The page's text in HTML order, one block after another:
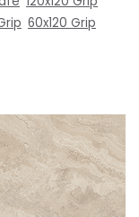
60x120 Grip